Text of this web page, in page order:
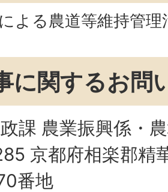
よる農道等維持管
に関するお問
課 農業振興係・
京都府相楽郡精
番地